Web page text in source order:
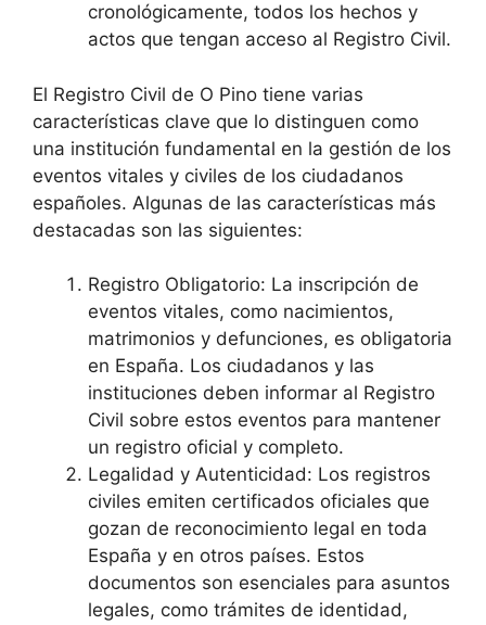
cronológicamente, todos los hechos y
actos que tengan acceso al Registro Civil.
El Registro Civil de O Pino tiene varias
características clave que lo distinguen como
una institución fundamental en la gestión de los
eventos vitales y civiles de los ciudadanos
españoles. Algunas de las características más
destacadas son las siguientes:
Registro Obligatorio: La inscripción de
eventos vitales, como nacimientos,
matrimonios y defunciones, es obligatoria
en España. Los ciudadanos y las
instituciones deben informar al Registro
Civil sobre estos eventos para mantener
un registro oficial y completo.
Legalidad y Autenticidad: Los registros
civiles emiten certificados oficiales que
gozan de reconocimiento legal en toda
España y en otros países. Estos
documentos son esenciales para asuntos
legales, como trámites de identidad,